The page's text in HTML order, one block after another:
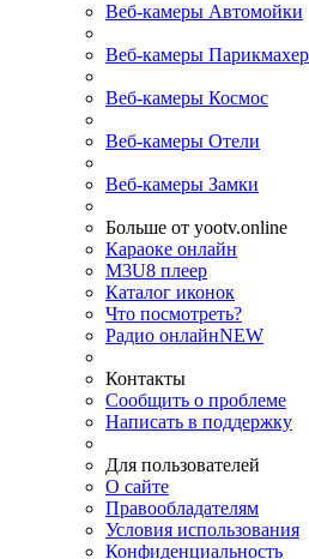
Веб-камеры Автомойки
Веб-камеры
Веб-камеры Космос
Веб-камеры Отели
Веб-камеры Замки
Больше от yootv.online
Караоке онлайн
M3U8 плеер
Каталог иконок
Что посмотреть?
Радио онлайнNEW
Контакты
Сообщить о проблеме
Написать в поддержку
Для пользователей
О сайте
Правообладателям
Условия использования
Конфиденциальность